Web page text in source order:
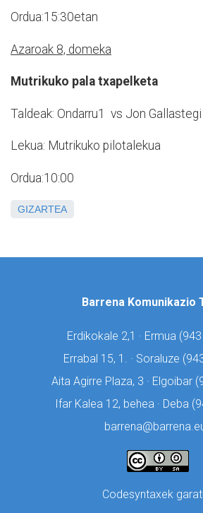
Ordua:15:30etan
Azaroak 8, domeka
Mutrikuko pala txapelketa
Taldeak: Ondarru1 vs Jon
Lekua: Mutrikuko pilotalekua
Ordua:10:00
GIZARTEA
Barrena Komunikazio
Erdikokale 2,1 · Ermua (
Errabal 15, 1. · Soraluze (
Aita Agirre Plaza, 3 · Elgoibar (
Ifar Kalea 12, behea · Deba (
Codesyntaxek